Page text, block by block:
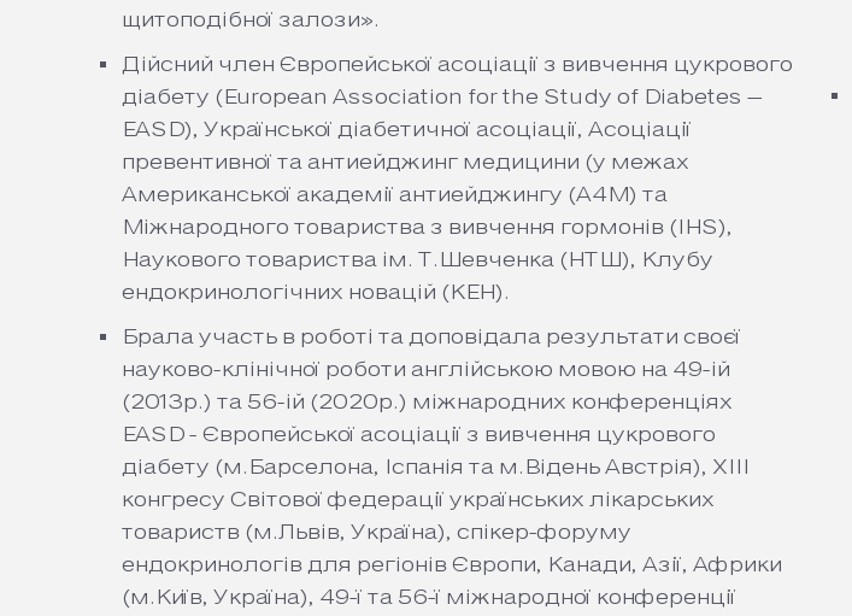
щитоподібної залози».
Дійсний член Європейської асоціації з вивчення цукрового
діабету (European Association for the Study of Diabetes –
EASD), Української діабетичної асоціації, Асоціації
превентивної та антиейджинг медицини (у межах
Американської академії антиейджингу (А4М) та
Міжнародного товариства з вивчення гормонів (IHS),
Наукового товариства ім. Т.Шевченка (НТШ), Клубу
ендокринологічних новацій (КЕН).
Брала участь в роботі та доповідала результати своєї
науково-клінічної роботи англійською мовою на 49-ій
(2013р.) та 56-ій (2020р.) міжнародних конференціях
EASD - Європейської асоціації з вивчення цукрового
діабету (м.Барселона, Іспанія та м.Відень Австрія), XIII
конгресу Світової федерації українських лікарських
товариств (м.Львів, Україна), спікер-форуму
ендокринологів для регіонів Європи, Канади, Азії, Африки
(м.Київ, Україна), 49-ї та 56-ї міжнародної конференції